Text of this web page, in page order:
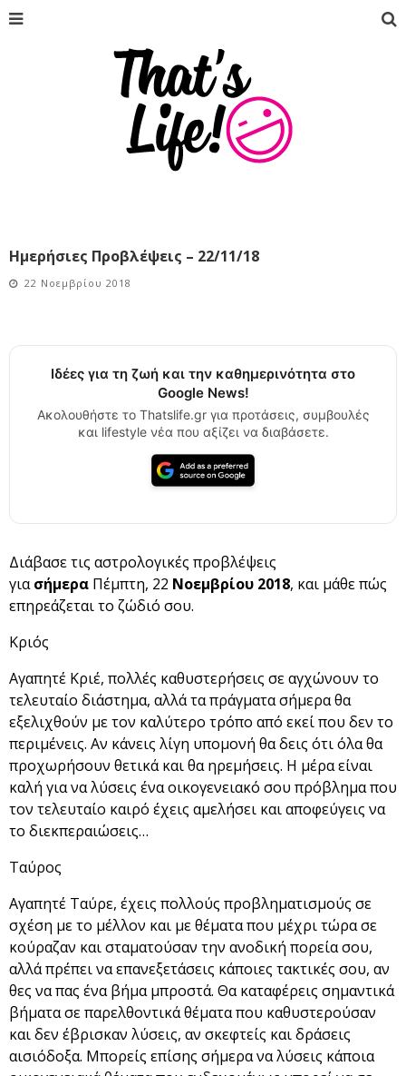
Ημερήσιες Προβλέψεις – 22/11/18
22 Νοεμβρίου 2018
Ιδέες για τη ζωή και την καθημερινότητα στο
Google News!
Ακολουθήστε το Thatslife.gr για προτάσεις, συμβουλές
και lifestyle νέα που αξίζει να διαβάσετε.
Διάβασε τις αστρολογικές προβλέψεις
γιασήμερα Πέμπτη, 22 Νοεμβρίου 2018, και μάθε πώς
επηρεάζεται το ζώδιό σου.
Κριός
Αγαπητέ Κριέ, πολλές καθυστερήσεις σε αγχώνουν το
τελευταίο διάστημα, αλλά τα πράγματα σήμερα θα
εξελιχθούν με τον καλύτερο τρόπο από εκεί που δεν το
περιμένεις. Αν κάνεις λίγη υπομονή θα δεις ότι όλα θα
προχωρήσουν θετικά και θα ηρεμήσεις. Η μέρα είναι
καλή για να λύσεις ένα οικογενειακό σου πρόβλημα που
τον τελευταίο καιρό έχεις αμελήσει και αποφεύγεις να
το διεκπεραιώσεις…
Ταύρος
Αγαπητέ Ταύρε, έχεις πολλούς προβληματισμούς σε
σχέση με το μέλλον και με θέματα που μέχρι τώρα σε
κούραζαν και σταματούσαν την ανοδική πορεία σου,
αλλά πρέπει να επανεξετάσεις κάποιες τακτικές σου, αν
θες να πας ένα βήμα μπροστά. Θα καταφέρεις σημαντικά
βήματα σε παρελθοντικά θέματα που καθυστερούσαν
και δεν έβρισκαν λύσεις, αν σκεφτείς και δράσεις
αισιόδοξα. Μπορείς επίσης σήμερα να λύσεις κάποια